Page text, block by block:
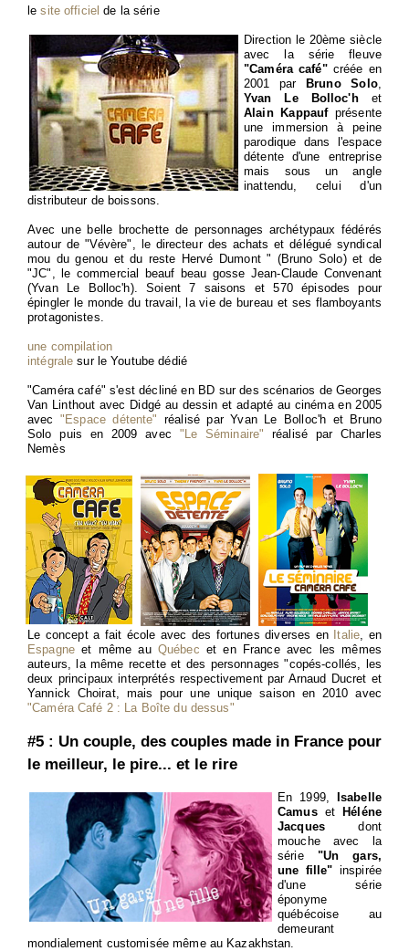
lesite officielde la série
Direction le 20ème siècle
avec la série fleuve
"Caméra café"créée en
2001 par
Bruno Solo,
Yvan Le Bolloc'het
Alain Kappaufprésente
une immersion à peine
parodique dans l'espace
détente d'une entreprise
mais sous un angle
inattendu, celui d'un
distributeur de boissons.
Avec une belle brochette de personnages archétypaux fédérés
autour de "Vévère", le directeur des achats et délégué syndical
mou du genou et du reste Hervé Dumont " (Bruno Solo) et de
"JC", le commercial beauf beau gosse Jean-Claude Convenant
(Yvan Le Bolloc'h). Soient 7 saisons et 570 épisodes pour
épingler le monde du travail, la vie de bureau et ses flamboyants
protagonistes.
une compilation
intégralesur le Youtube dédié
"Caméra café" s'est décliné en BD sur des scénarios de Georges
Van Linthout avec Didgé au dessin et adapté au cinéma en 2005
avec"Espace détente" réalisé par Yvan Le Bolloc'h et Bruno
Solo puis en 2009 avec "Le Séminaire" réalisé par Charles
Nemès
Le concept a fait école avec des fortunes diverses en Italie, en
Espagneet même au Québec et en France avec les mêmes
auteurs, la même recette et des personnages "copés-collés, les
deux principaux interprétés respectivement par Arnaud Ducret et
Yannick Choirat, mais pour une unique saison en 2010 avec
"Caméra Café 2 : La Boîte du dessus"
#5 : Un couple, des couples made in France pour
le meilleur, le pire... et le rire
En 1999, Isabelle
Camuset
Héléne
Jacquesdont
mouche avec la
série "Un gars,
une fille" inspirée
d'une série
éponyme
québécoise au
demeurant
mondialement customisée même au Kazakhstan.